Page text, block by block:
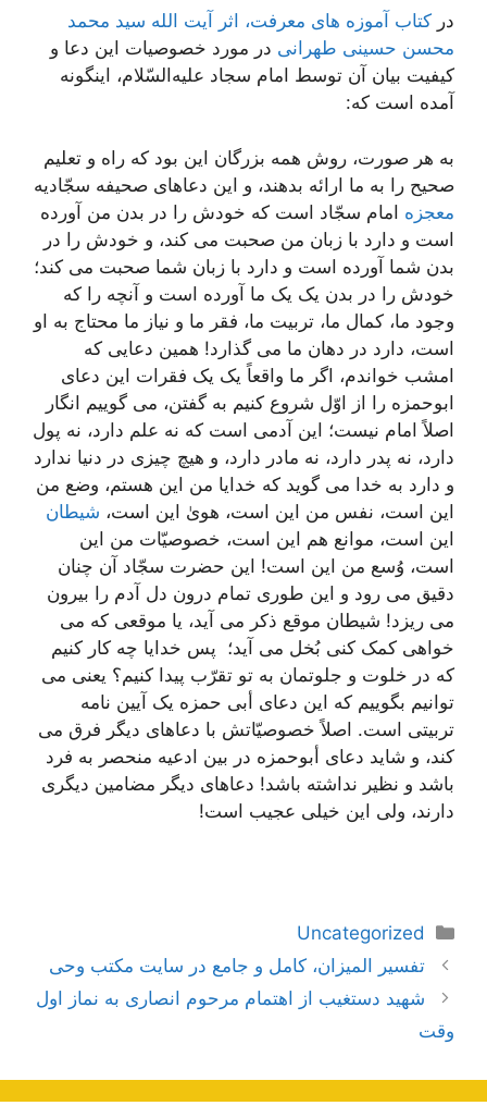
در کتاب آموزه های معرفت، اثر آیت الله سید محمد
محسن حسینی طهرانی در مورد خصوصیات این دعا و
کیفیت بیان آن توسط امام سجاد علیه‌السّلام، اینگونه
آمده است که:
به هر صورت، روش همه بزرگان این بود که راه و تعلیم
صحیح را به ما ارائه بدهند، و این دعاهای صحیفه سجّادیه
معجزه امام سجّاد است که خودش را در بدن من آورده
است و دارد با زبان من صحبت می کند، و خودش را در
بدن شما آورده است و دارد با زبان شما صحبت می کند؛
خودش را در بدن یک یک ما آورده است و آنچه را که
وجود ما، کمال ما، تربیت ما، فقر ما و نیاز ما محتاج به او
است، دارد در دهان ما می گذارد! همین دعایی که
امشب خواندم، اگر ما واقعاً یک یک فقرات این دعای
ابوحمزه را از اوّل شروع کنیم به گفتن، می گوییم انگار
اصلاً امام نیست؛ این آدمی است که نه علم دارد، نه پول
دارد، نه پدر دارد، نه مادر دارد، و هیچ چیزی در دنیا ندارد
و دارد به خدا می گوید که خدایا من این هستم، وضع من
این است، نفس من این است، هویٰ این است، شیطان
این است، موانع هم این است، خصوصیّات من این
است، وُسع من این است! این حضرت سجّاد آن چنان
دقیق می رود و این طوری تمام درون دل آدم را بیرون
می ریزد! شیطان موقع ذکر می آید، یا موقعی که می
خواهی کمک کنی بُخل می آید؛ پس خدایا چه کار کنیم
که در خلوت و جلوتمان به تو تقرّب پیدا کنیم؟ یعنی می
توانیم بگوییم که این دعای أبی حمزه یک آیین نامه
تربیتی است. اصلاً خصوصیّاتش با دعاهای دیگر فرق می
کند، و شاید دعای أبوحمزه در بین ادعیه منحصر به فرد
باشد و نظیر نداشته باشد! دعاهای دیگر مضامین دیگری
دارند، ولی این خیلی عجیب است!
دسته‌ها
Uncategorized
ناوبری
نوشته‌ها
تفسیر المیزان، کامل و جامع در سایت مکتب وحی
شهید دستغیب از اهتمام مرحوم انصاری به نماز اول
وقت